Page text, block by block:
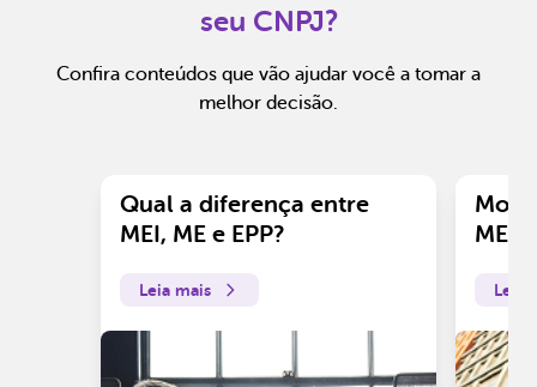
seu CNPJ?
Confira conteúdos que vão ajudar você a tomar a
melhor decisão.
Qual a diferença entre
MEI, ME e EPP?
Leia mais
ME?
Leia